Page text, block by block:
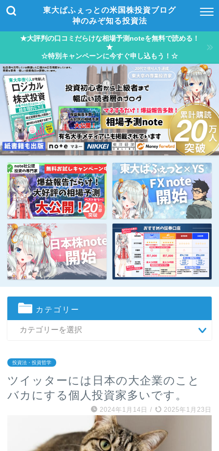
東大ぱふぇっとの米国株投資ブログ
神のみぞ知る投資法
★大評判の口コミだらけな相場予測noteを無料で読める！
★
☆特別キャンペーンに今すぐ申し込もう！☆
カテゴリー
投資法・投資哲学
ツイッターには日本の大企業のこと
バカにする個人投資家多いです。
2024年1月14日 / 2025年1月23日